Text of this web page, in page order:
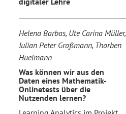
Helena Barbas, Ute Carina Müller,
Julian Peter Großmann, Thorben
Huelmann
Was können wir aus den
Daten eines Mathematik-
Onlinetests über die
Nutzenden lernen?